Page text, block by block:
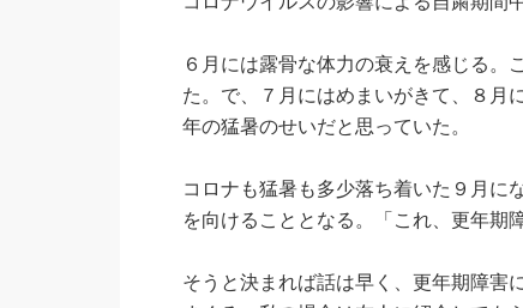
６月には露骨な体力の衰えを感じる。
た。で、７月にはめまいがきて、８月
年の猛暑のせいだと思っていた。
コロナも猛暑も多少落ち着いた９月に
を向けることとなる。「これ、更年期
そうと決まれば話は早く、更年期障害